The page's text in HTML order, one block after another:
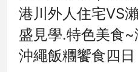
港川外人住宅VS
盛見學.特色美食
沖繩飯糰饗食四日